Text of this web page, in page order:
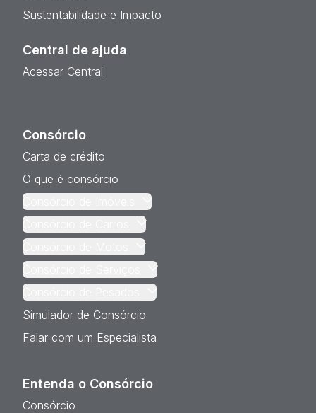
Sustentabilidade e Impacto
Central de ajuda
Acessar Central
Consórcio
Carta de crédito
O que é consórcio
Simulador de Consórcio
Falar com um Especialista
Entenda o Consórcio
Consórcio